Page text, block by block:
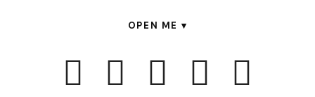
OPEN ME